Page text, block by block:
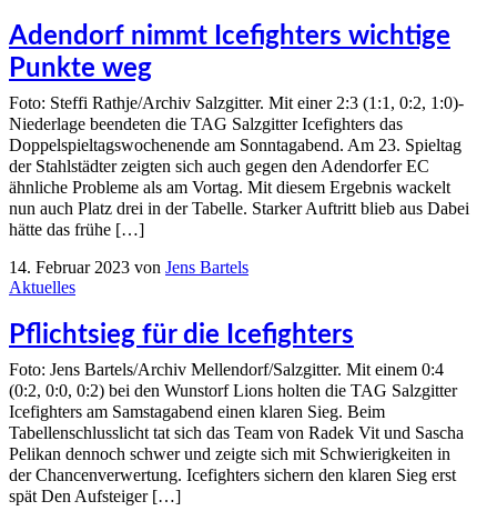
Adendorf nimmt Icefighters wichtige
Punkte weg
Foto: Steffi Rathje/Archiv Salzgitter. Mit einer 2:3 (1:1, 0:2, 1:0)-
Niederlage beendeten die TAG Salzgitter Icefighters das
Doppelspieltagswochenende am Sonntagabend. Am 23. Spieltag
der Stahlstädter zeigten sich auch gegen den Adendorfer EC
ähnliche Probleme als am Vortag. Mit diesem Ergebnis wackelt
nun auch Platz drei in der Tabelle. Starker Auftritt blieb aus Dabei
hätte das frühe […]
14. Februar 2023 von Jens Bartels
Aktuelles
Pflichtsieg für die Icefighters
Foto: Jens Bartels/Archiv Mellendorf/Salzgitter. Mit einem 0:4
(0:2, 0:0, 0:2) bei den Wunstorf Lions holten die TAG Salzgitter
Icefighters am Samstagabend einen klaren Sieg. Beim
Tabellenschlusslicht tat sich das Team von Radek Vit und Sascha
Pelikan dennoch schwer und zeigte sich mit Schwierigkeiten in
der Chancenverwertung. Icefighters sichern den klaren Sieg erst
spät Den Aufsteiger […]